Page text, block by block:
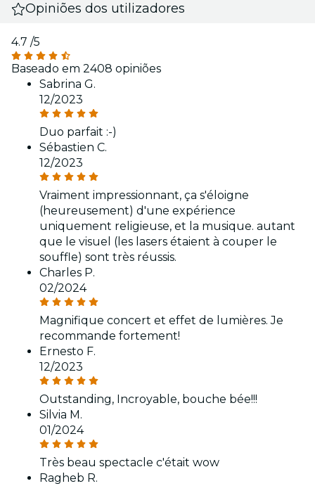
Opiniões dos utilizadores
4.7 /5
Baseado em 2408 opiniões
Sabrina G.
12/2023
Duo parfait :-)
Sébastien C.
12/2023
Vraiment impressionnant, ça s'éloigne
(heureusement) d'une expérience
uniquement religieuse, et la musique. autant
que le visuel (les lasers étaient à couper le
souffle) sont très réussis.
Charles P.
02/2024
Magnifique concert et effet de lumières. Je
recommande fortement!
Ernesto F.
12/2023
Outstanding, Incroyable, bouche bée!!!
Silvia M.
01/2024
Très beau spectacle c'était wow
Ragheb R.